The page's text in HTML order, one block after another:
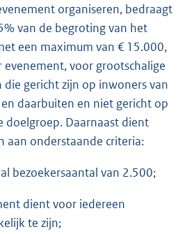
organiseren, bedraagt
van de begroting van het
een maximum van € 15.000,
evenement, voor grootschalige
die gericht zijn op inwoners van
daarbuiten en niet gericht op
doelgroep. Daarnaast dient
aan onderstaande criteria:
bezoekersaantal van 2.500;
dient voor iedereen
te zijn;